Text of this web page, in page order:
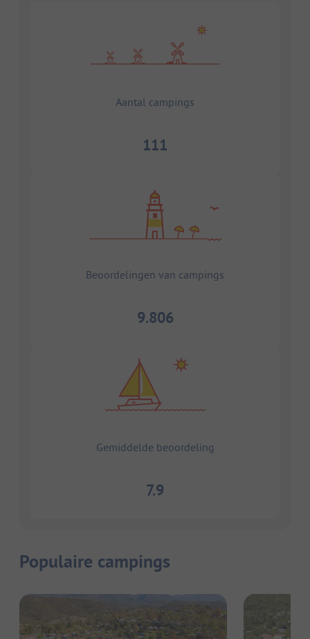
Aantal campings
111
Beoordelingen van campings
9.806
Gemiddelde beoordeling
7.9
Populaire campings